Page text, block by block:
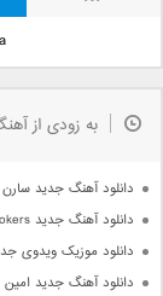
به زودی از
دانلود آهنگ جدید سارن
دانلود آهنگ جدید The Chainsmokers و Emily Warren بنام Side Effects
دانلود موزیک ویدوی
دانلود آهنگ جدید